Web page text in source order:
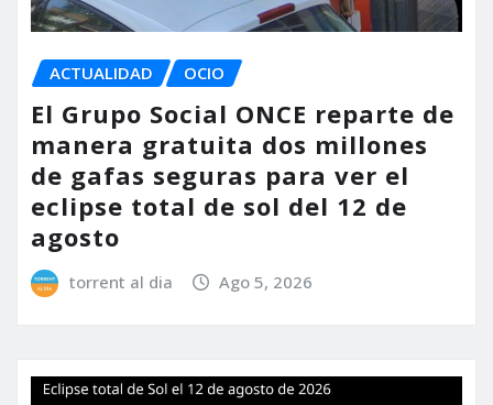
ACTUALIDAD OCIO
El Grupo Social ONCE reparte de
manera gratuita dos millones
de gafas seguras para ver el
eclipse total de sol del 12 de
agosto
torrent al dia Ago 5, 2026